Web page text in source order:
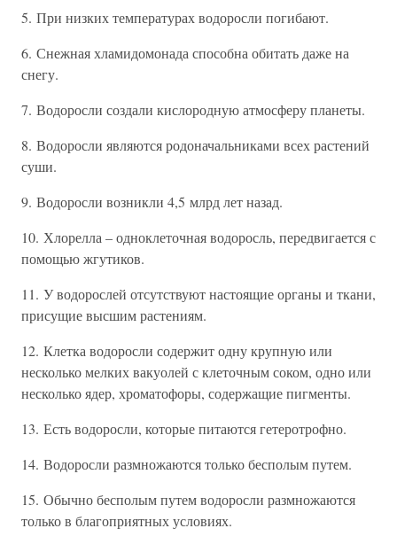
5. При низких температурах водоросли погибают.
6. Снежная хламидомонада способна обитать даже на
снегу.
7. Водоросли создали кислородную атмосферу планеты.
8. Водоросли являются родоначальниками всех растений
суши.
9. Водоросли возникли 4,5 млрд лет назад.
10. Хлорелла – одноклеточная водоросль, передвигается с
помощью жгутиков.
11. У водорослей отсутствуют настоящие органы и ткани,
присущие высшим растениям.
12. Клетка водоросли содержит одну крупную или
несколько мелких вакуолей с клеточным соком, одно или
несколько ядер, хроматофоры, содержащие пигменты.
13. Есть водоросли, которые питаются гетеротрофно.
14. Водоросли размножаются только бесполым путем.
15. Обычно бесполым путем водоросли размножаются
только в благоприятных условиях.